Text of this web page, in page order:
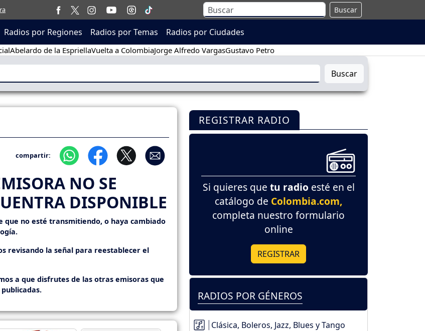
Buscar
Radios por Regiones Radios por Temas Radios por Ciudades
Abelardo de la EspriellaVuelta a ColombiaJorge Alfredo VargasGustavo Petro
Buscar
compartir:
NO SE
DISPONIBLE
que no esté transmitiendo, o haya cambiado
revisando la señal para reestablecer el
a que disfrutes de las otras emisoras que
REGISTRAR RADIO
Si quieres que tu radio esté en el
catálogo de Colombia.com,
completa nuestro formulario
online
REGISTRAR
RADIOS POR GÉNEROS
Clásica, Boleros, Jazz, Blues y Tango